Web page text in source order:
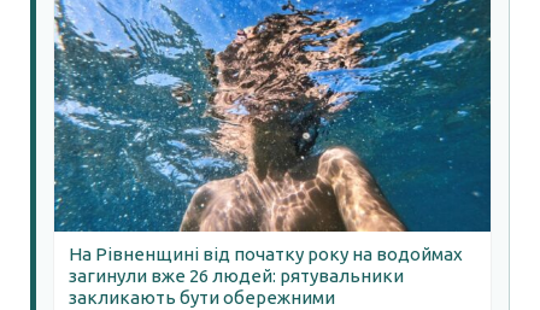
На Рівненщині від початку року на водоймах
загинули вже 26 людей: рятувальники
закликають бути обережними